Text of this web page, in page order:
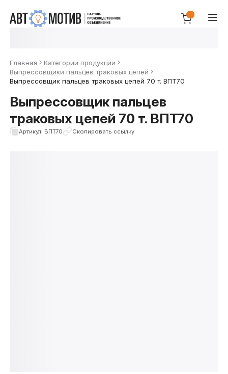
Главная
Категории продукции
Выпрессовщики пальцев траковых цепей
Выпрессовщик пальцев траковых цепей 70 т. ВПТ70
Выпрессовщик пальцев
траковых цепей 70 т. ВПТ70
Артикул: ВПТ70 Скопировать ссылку